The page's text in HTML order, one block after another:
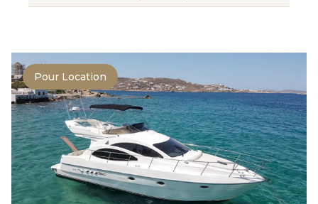
Pour Location